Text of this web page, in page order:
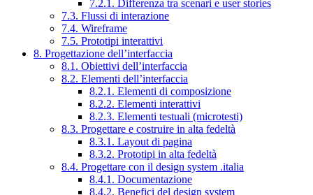
7.2.1. Differenza tra scenari e user stories
7.3. Flussi di interazione
7.4. Wireframe
7.5. Prototipi interattivi
8. Progettazione dell’interfaccia
8.1. Obiettivi dell’interfaccia
8.2. Elementi dell’interfaccia
8.2.1. Elementi di composizione
8.2.2. Elementi interattivi
8.2.3. Elementi testuali (microtesti)
8.3. Progettare e costruire in alta fedeltà
8.3.1. Layout di pagina
8.3.2. Prototipi in alta fedeltà
8.4. Progettare con il design system .italia
8.4.1. Documentazione
8.4.2. Benefici del design system